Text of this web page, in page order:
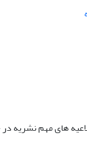
های مهم نشریه